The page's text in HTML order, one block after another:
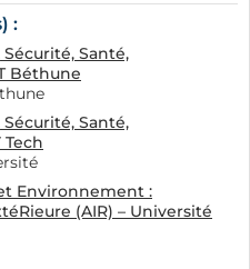
:
Santé,
Béthune
Santé,
Tech
Environnement :
(AIR) – Université